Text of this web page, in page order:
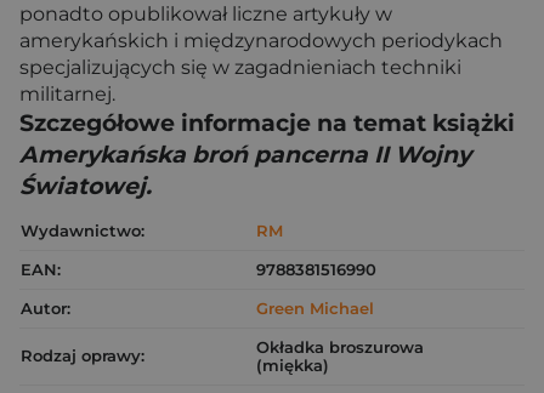
ponadto opublikował liczne artykuły w
amerykańskich i międzynarodowych periodykach
specjalizujących się w zagadnieniach techniki
militarnej.
Szczegółowe informacje na temat książki
Amerykańska broń pancerna II Wojny
Światowej.
Wydawnictwo:
RM
EAN:
9788381516990
Autor:
Green Michael
Rodzaj oprawy:
Okładka broszurowa
(miękka)